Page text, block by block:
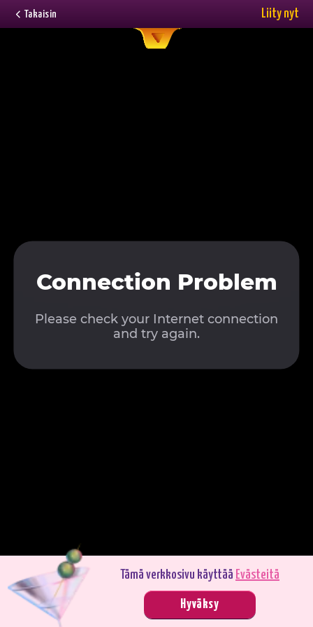
Takaisin Liity nyt
Pelaa demotilassa. Oikealla rahalla pelaaminen on jännittävämpää.
Tämä verkkosivu käyttää Evästeitä
Hyväksy